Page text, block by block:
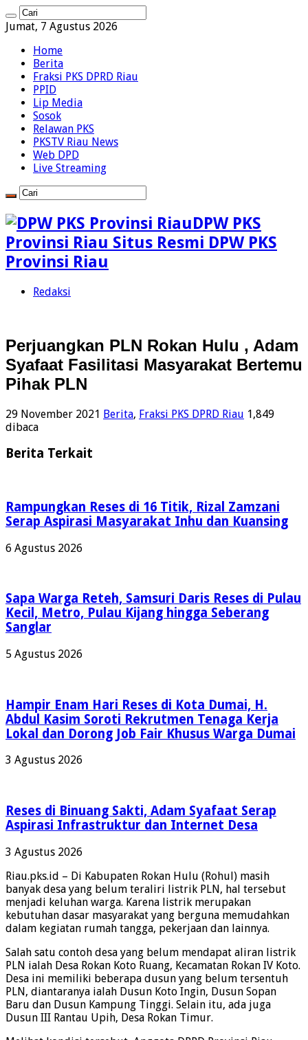
Jumat, 7 Agustus 2026
Home
Berita
Fraksi PKS DPRD Riau
PPID
Lip Media
Sosok
Relawan PKS
PKSTV Riau News
Web DPD
Live Streaming
DPW PKS
Provinsi Riau Situs Resmi DPW PKS
Provinsi Riau
Redaksi
Perjuangkan PLN Rokan Hulu , Adam
Syafaat Fasilitasi Masyarakat Bertemu
Pihak PLN
29 November 2021 Berita, Fraksi PKS DPRD Riau 1,849
dibaca
Berita Terkait
Rampungkan Reses di 16 Titik, Rizal Zamzani
Serap Aspirasi Masyarakat Inhu dan Kuansing
6 Agustus 2026
Sapa Warga Reteh, Samsuri Daris Reses di Pulau
Kecil, Metro, Pulau Kijang hingga Seberang
Sanglar
5 Agustus 2026
Hampir Enam Hari Reses di Kota Dumai, H.
Abdul Kasim Soroti Rekrutmen Tenaga Kerja
Lokal dan Dorong Job Fair Khusus Warga Dumai
3 Agustus 2026
Reses di Binuang Sakti, Adam Syafaat Serap
Aspirasi Infrastruktur dan Internet Desa
3 Agustus 2026
Riau.pks.id – Di Kabupaten Rokan Hulu (Rohul) masih
banyak desa yang belum teraliri listrik PLN, hal tersebut
menjadi keluhan warga. Karena listrik merupakan
kebutuhan dasar masyarakat yang berguna memudahkan
dalam kegiatan rumah tangga, pekerjaan dan lainnya.
Salah satu contoh desa yang belum mendapat aliran listrik
PLN ialah Desa Rokan Koto Ruang, Kecamatan Rokan IV Koto.
Desa ini memiliki beberapa dusun yang belum tersentuh
PLN, diantaranya ialah Dusun Koto Ingin, Dusun Sopan
Baru dan Dusun Kampung Tinggi. Selain itu, ada juga
Dusun III Rantau Upih, Desa Rokan Timur.